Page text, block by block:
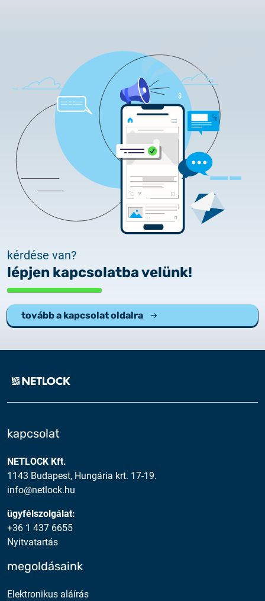
kérdése van?
lépjen kapcsolatba velünk!
tovább a kapcsolat oldalra
kapcsolat
NETLOCK Kft.
1143 Budapest, Hungária krt. 17-19.
info@netlock.hu
ügyfélszolgálat:
+36 1 437 6655
Nyitvatartás
megoldásaink
Elektronikus aláírás